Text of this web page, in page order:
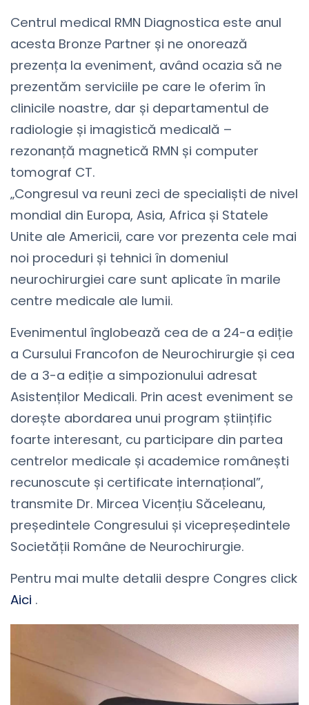
Centrul medical RMN Diagnostica este anul
acesta Bronze Partner și ne onorează
prezența la eveniment, având ocazia să ne
prezentăm serviciile pe care le oferim în
clinicile noastre, dar și departamentul de
radiologie și imagistică medicală –
rezonanță magnetică RMN și computer
tomograf CT.
„Congresul va reuni zeci de specialiști de nivel
mondial din Europa, Asia, Africa și Statele
Unite ale Americii, care vor prezenta cele mai
noi proceduri și tehnici în domeniul
neurochirurgiei care sunt aplicate în marile
centre medicale ale lumii.
Evenimentul înglobează cea de a 24-a ediție
a Cursului Francofon de Neurochirurgie și cea
de a 3-a ediție a simpozionului adresat
Asistenților Medicali. Prin acest eveniment se
dorește abordarea unui program științific
foarte interesant, cu participare din partea
centrelor medicale și academice românești
recunoscute și certificate internațional”,
transmite Dr. Mircea Vicențiu Săceleanu,
președintele Congresului și vicepreședintele
Societății Române de Neurochirurgie.
Pentru mai multe detalii despre Congres click
Aici .